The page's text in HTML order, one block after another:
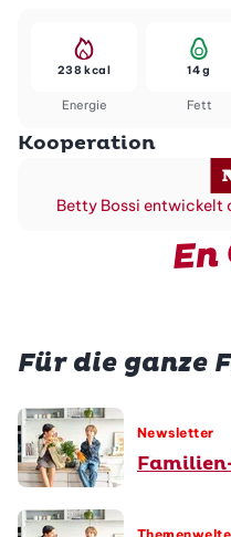
Energie
238 kcal
Fett
14 g
Kooperation
Betty Bossi entwickelt
En
Für die ganze
Newsletter